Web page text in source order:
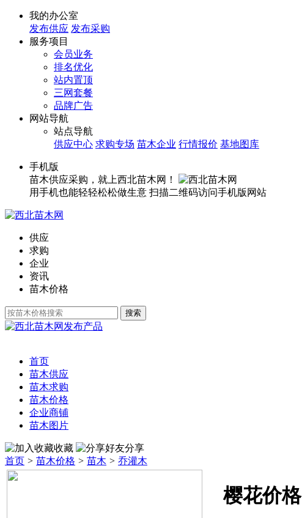
我的办公室
发布供应 发布采购
服务项目
会员业务
排名优化
站内置顶
三网套餐
品牌广告
网站导航
站点导航
供应中心 求购专场 苗木企业 行情报价 基地图库
手机版
苗木供应采购，就上西北苗木网！
用手机也能轻轻松松做生意 扫描二维码访问手机版网站
供应
求购
企业
资讯
苗木价格
发布产品
首页
苗木供应
苗木求购
苗木价格
企业商铺
苗木图片
收藏
分享
首页 > 苗木价格 > 苗木 > 乔灌木
樱花价格